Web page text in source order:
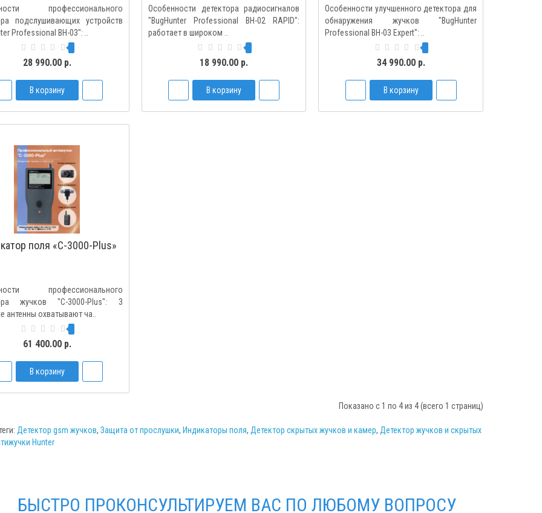
профессионального
подслушивающих устройств
Professional BH-03": ..
28 990.00 р.
В корзину
Особенности детектора радиосигналов
"BugHunter Professional BH-02 RAPID":
работает в широком ..
18 990.00 р.
В корзину
Особенности улучшенного детектора для
обнаружения жучков "BugHunter
Professional BH-03 Expert": ..
34 990.00 р.
В корзину
поля «C-3000-Plus»
профессионального
жучков "C-3000-Plus": 3
антенны охватывают ча..
61 400.00 р.
В корзину
Показано с 1 по 4 из 4 (всего 1 страниц)
Детектор gsm жучков, Защита от прослушки, Индикаторы поля, Детектор скрытых жучков и камер, Детектор жучков и скрытых
Hunter
БЫСТРО ПРОКОНСУЛЬТИРУЕМ ВАС ПО ЛЮБОМУ ВОПРОСУ